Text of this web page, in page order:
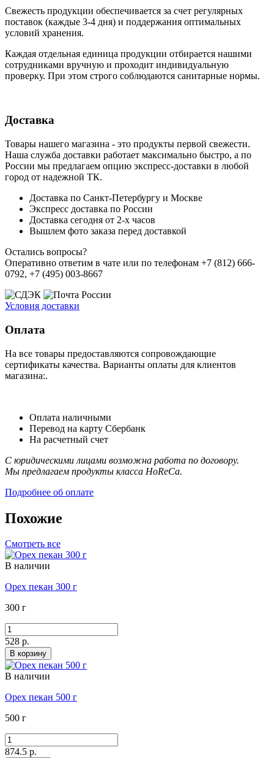
Свежесть продукции обеспечивается за счет регулярных
поставок (каждые 3-4 дня) и поддержания оптимальных
условий хранения.
Каждая отдельная единица продукции отбирается нашими
сотрудниками вручную и проходит индивидуальную
проверку. При этом строго соблюдаются санитарные нормы.
Доставка
Товары нашего магазина - это продукты первой свежести.
Наша служба доставки работает максимально быстро, а по
России мы предлагаем опцию экспресс-доставки в любой
город от надежной ТК.
Доставка по Санкт-Петербургу и Москве
Экспресс доставка по России
Доставка сегодня от 2-х часов
Вышлем фото заказа перед доставкой
Остались вопросы?
Оперативно ответим в чате или по телефонам +7 (812) 666-
0792, +7 (495) 003-8667
Условия доставки
Оплата
На все товары предоставляются сопровождающие
сертификаты качества. Варианты оплаты для клиентов
магазина:.
Оплата наличными
Перевод на карту Сбербанк
На расчетный счет
С юридическими лицами возможна работа по договору.
Мы предлагаем продукты класса HoReCa.
Подробнее об оплате
Похожие
Смотреть все
В наличии
Орех пекан 300 г
300 г
528 р.
В корзину
В наличии
Орех пекан 500 г
500 г
874.5 р.